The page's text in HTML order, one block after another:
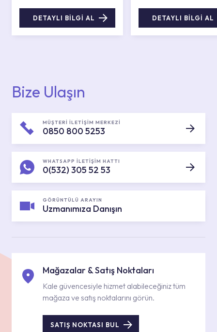
DETAYLI BİLGİ AL DETAYLI BİLGİ AL
Bize Ulaşın
MÜŞTERİ İLETİŞİM MERKEZİ
0850 800 5253
WHATSAPP İLETİŞİM HATTI
0(532) 305 52 53
GÖRÜNTÜLÜ ARAYIN
Uzmanımıza Danışın
Mağazalar & Satış Noktaları
Kale güvencesiyle hizmet alabileceğiniz tüm
mağaza ve satış noktalarını görün.
SATIŞ NOKTASI BUL